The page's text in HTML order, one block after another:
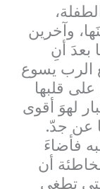
وآخرين
بعدَ أنِ
الرب يسوع
قلبها
لهوَ أقوى
عن جدّ.
فأضاءَ
أن
تطغي